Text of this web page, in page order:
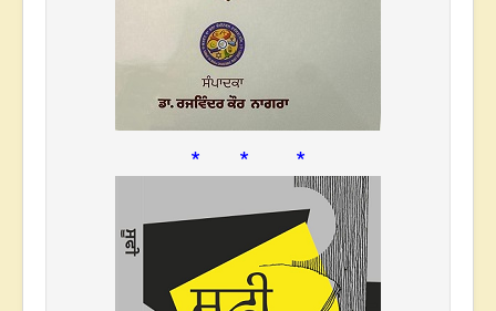
* * *